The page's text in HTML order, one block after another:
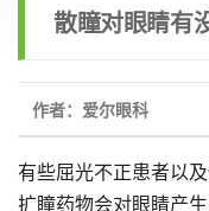
散瞳对眼睛有
作者：爱尔眼科
有些屈光不正患者以
扩瞳药物会对眼睛产